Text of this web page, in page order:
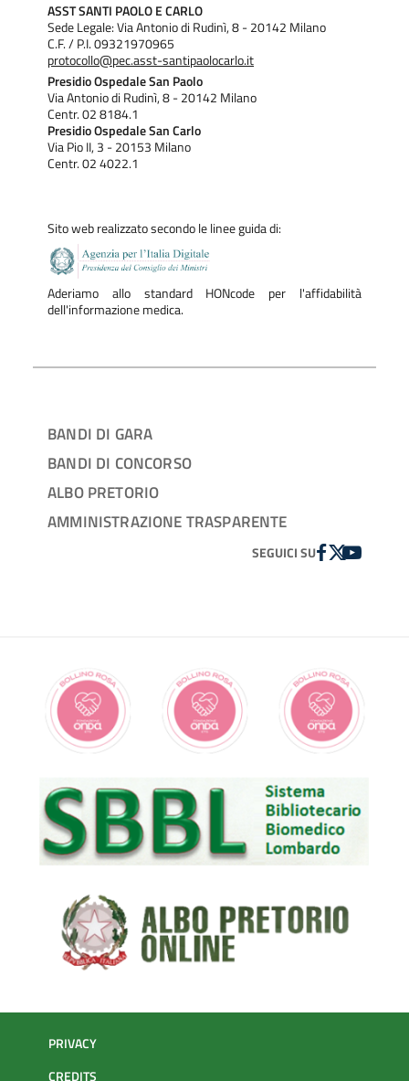
ASST SANTI PAOLO E CARLO
Sede Legale: Via Antonio di Rudinì, 8 - 20142 Milano
C.F. / P.I. 09321970965
protocollo@pec.asst-santipaolocarlo.it
Presidio Ospedale San Paolo
Via Antonio di Rudinì, 8 - 20142 Milano
Centr. 02 8184.1
Presidio Ospedale San Carlo
Via Pio II, 3 - 20153 Milano
Centr. 02 4022.1
Sito web realizzato secondo le linee guida di:
Aderiamo allo standard HONcode per l'affidabilità
dell'informazione medica.
BANDI DI GARA
BANDI DI CONCORSO
ALBO PRETORIO
AMMINISTRAZIONE TRASPARENTE
SEGUICI SUFACEBOOK
TWITTER
YOUTUBE
PRIVACY
CREDITS